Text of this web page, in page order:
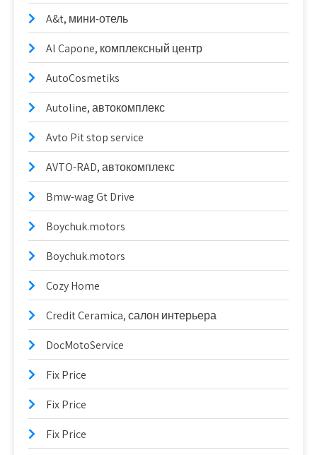
A&t, мини-отель
Al Capone, комплексный центр
AutoCosmetiks
Autoline, автокомплекс
Avto Pit stop service
AVTO-RAD, автокомплекс
Bmw-wag Gt Drive
Boychuk.motors
Boychuk.motors
Cozy Home
Credit Ceramica, салон интерьера
DocMotoService
Fix Price
Fix Price
Fix Price